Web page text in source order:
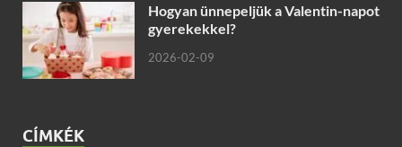
Hogyan ünnepeljük a Valentin-napot
gyerekekkel?
2026-02-09
CÍMKÉK